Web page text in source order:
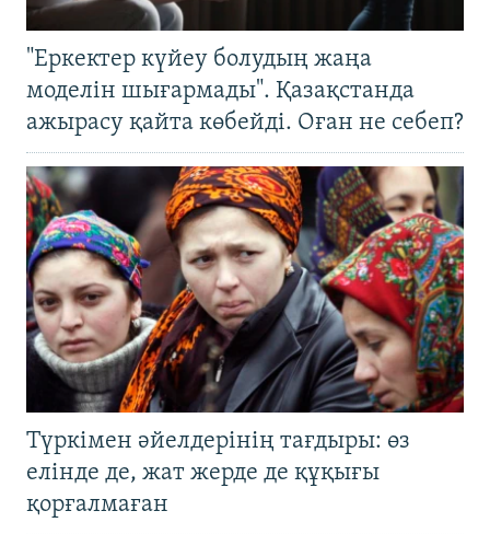
"Еркектер күйеу болудың жаңа
моделін шығармады". Қазақстанда
ажырасу қайта көбейді. Оған не себеп?
Түркімен әйелдерінің тағдыры: өз
елінде де, жат жерде де құқығы
қорғалмаған